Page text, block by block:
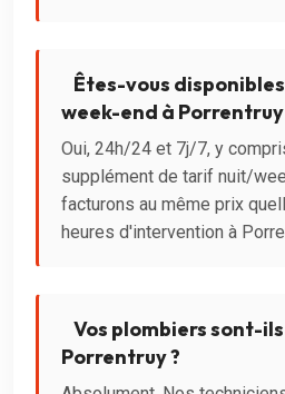
Êtes-vous
week-end à Porrentruy
Oui, 24h/24 et 7j/7, y
supplément de tarif nuit/
facturons au même prix
heures d'intervention à
Vos plombiers sont-
Porrentruy ?